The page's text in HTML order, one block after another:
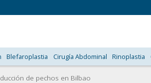
de pechos en Bilbao
Blefaroplastia Cirugía Abdominal Rinoplastia